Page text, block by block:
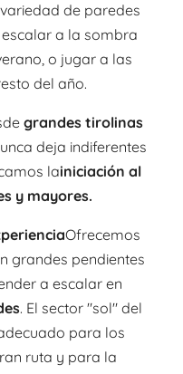
de paredes
a la sombra
o jugar a las
del año.
grandes tirolinas
deja indiferentes
lainiciación al
y mayores.
Ofrecemos
grandes pendientes
a escalar en
. El sector "sol" del
para los
ruta y para la